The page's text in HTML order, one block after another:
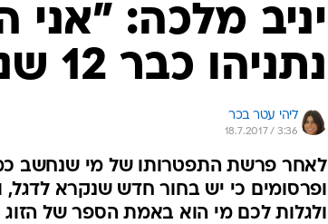
יניב מלכה:
נתניהו כבר 12 שנה"
ליהי עטר בכר
18.7.2017 / 3:36
לאחר פרשת התפטרותו של מי שנחשב
ופרסומים כי יש בחור חדש שנקרא
ולגלות לכם מי הוא באמת הספר של הזוג